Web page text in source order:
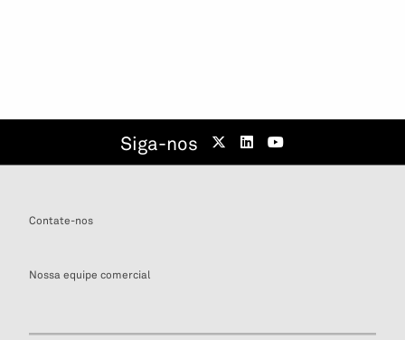
Siga-nos
Contate-nos
Nossa equipe comercial